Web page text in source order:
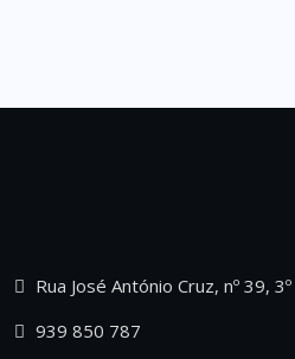
Rua José António Cruz, nº 39,
939 850 787